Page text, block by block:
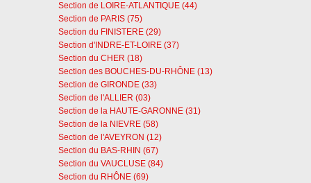
Section de LOIRE-ATLANTIQUE (44)
Section de PARIS (75)
Section du FINISTERE (29)
Section d'INDRE-ET-LOIRE (37)
Section du CHER (18)
Section des BOUCHES-DU-RHÔNE (13)
Section de GIRONDE (33)
Section de l'ALLIER (03)
Section de la HAUTE-GARONNE (31)
Section de la NIEVRE (58)
Section de l'AVEYRON (12)
Section du BAS-RHIN (67)
Section du VAUCLUSE (84)
Section du RHÔNE (69)